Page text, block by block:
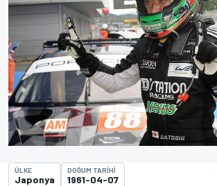
ÜLKE
Japonya
DOĞUM TARIHI
1961-04-07